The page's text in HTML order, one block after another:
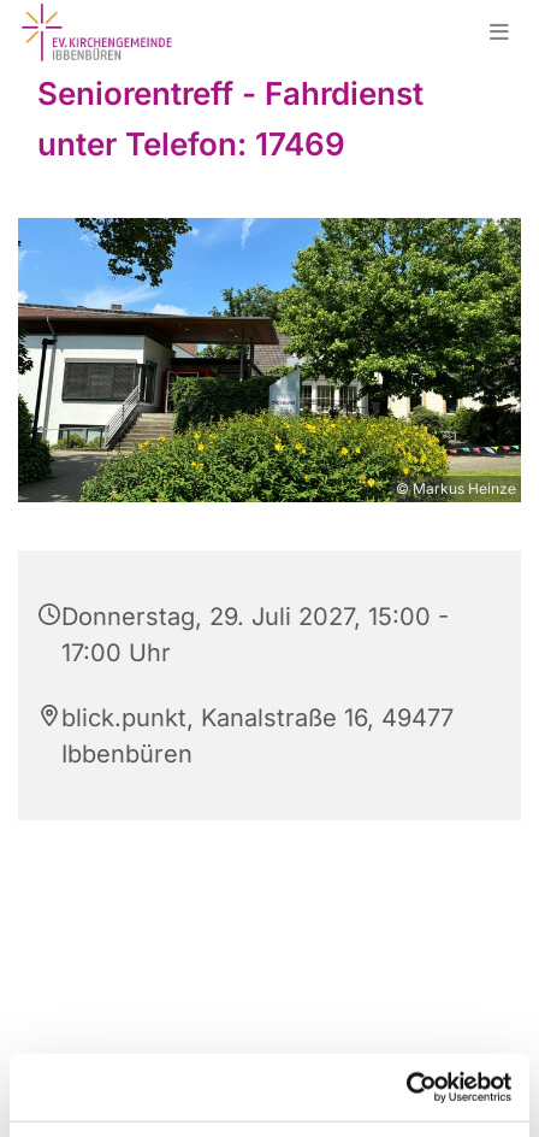
Seniorentreff - Fahrdienst
unter Telefon: 17469
© Markus Heinze
Donnerstag, 29. Juli 2027, 15:00 -
17:00 Uhr
blick.punkt, Kanalstraße 16, 49477
Ibbenbüren